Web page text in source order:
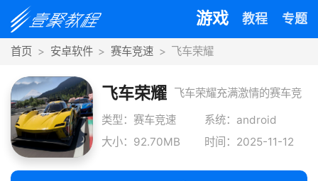
游戏 教程 专题
首页 安卓软件 赛车竞速 飞车荣耀
飞车荣耀
飞车荣耀充满激情的赛车竞
速游戏，凭借精细的车辆操
作手感和多样
类型：赛车竞速
系统：android
大小：92.70MB
时间：2025-11-12